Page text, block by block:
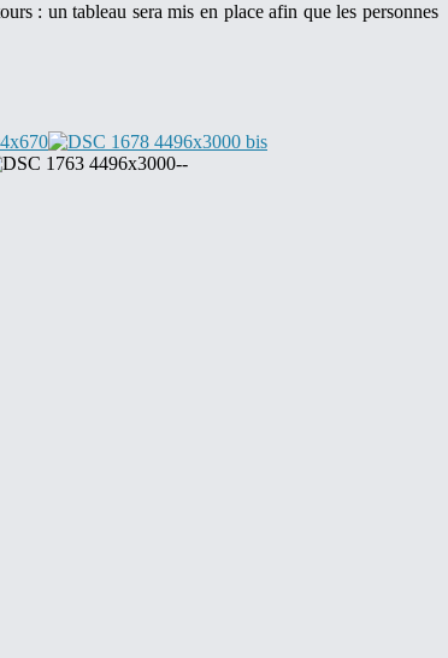
: un tableau sera mis en place afin que les personnes